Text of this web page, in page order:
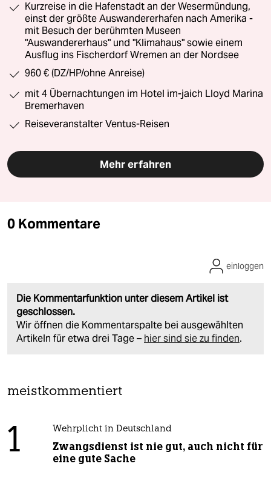
Kurzreise in die Hafenstadt an der Wesermündung,
einst der größte Auswandererhafen nach Amerika -
mit Besuch der berühmten Museen
"Auswandererhaus" und "Klimahaus" sowie einem
Ausflug ins Fischerdorf Wremen an der Nordsee
960 € (DZ/HP/ohne Anreise)
mit 4 Übernachtungen im Hotel im-jaich Lloyd Marina
Bremerhaven
Reiseveranstalter Ventus-Reisen
Mehr erfahren
0 Kommentare
Die Kommentarfunktion unter diesem Artikel ist
geschlossen.
Wir öffnen die Kommentarspalte bei ausgewählten
Artikeln für etwa drei Tage – hier sind sie zu finden.
einloggen
meistkommentiert
1 Wehrplicht in Deutschland
Zwangsdienst ist nie gut, auch nicht für
eine gute Sache